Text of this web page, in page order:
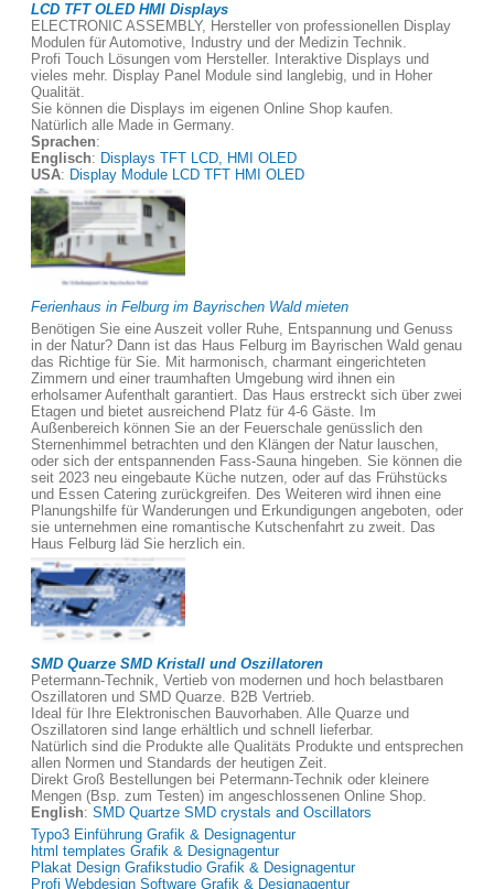
LCD TFT OLED HMI Displays
ELECTRONIC ASSEMBLY, Hersteller von professionellen Display
Modulen für Automotive, Industry und der Medizin Technik.
Profi Touch Lösungen vom Hersteller. Interaktive Displays und
vieles mehr. Display Panel Module sind langlebig, und in Hoher
Qualität.
Sie können die Displays im eigenen Online Shop kaufen.
Natürlich alle Made in Germany.
Sprachen:
Englisch: Displays TFT LCD, HMI OLED
USA: Display Module LCD TFT HMI OLED
Ferienhaus in Felburg im Bayrischen Wald mieten
Benötigen Sie eine Auszeit voller Ruhe, Entspannung und Genuss
in der Natur? Dann ist das Haus Felburg im Bayrischen Wald genau
das Richtige für Sie. Mit harmonisch, charmant eingerichteten
Zimmern und einer traumhaften Umgebung wird ihnen ein
erholsamer Aufenthalt garantiert. Das Haus erstreckt sich über zwei
Etagen und bietet ausreichend Platz für 4-6 Gäste. Im
Außenbereich können Sie an der Feuerschale genüsslich den
Sternenhimmel betrachten und den Klängen der Natur lauschen,
oder sich der entspannenden Fass-Sauna hingeben. Sie können die
seit 2023 neu eingebaute Küche nutzen, oder auf das Frühstücks
und Essen Catering zurückgreifen. Des Weiteren wird ihnen eine
Planungshilfe für Wanderungen und Erkundigungen angeboten, oder
sie unternehmen eine romantische Kutschenfahrt zu zweit. Das
Haus Felburg läd Sie herzlich ein.
SMD Quarze SMD Kristall und Oszillatoren
Petermann-Technik, Vertieb von modernen und hoch belastbaren
Oszillatoren und SMD Quarze. B2B Vertrieb.
Ideal für Ihre Elektronischen Bauvorhaben. Alle Quarze und
Oszillatoren sind lange erhältlich und schnell lieferbar.
Natürlich sind die Produkte alle Qualitäts Produkte und entsprechen
allen Normen und Standards der heutigen Zeit.
Direkt Groß Bestellungen bei Petermann-Technik oder kleinere
Mengen (Bsp. zum Testen) im angeschlossenen Online Shop.
English: SMD Quartze SMD crystals and Oscillators
Typo3 Einführung Grafik & Designagentur
html templates Grafik & Designagentur
Plakat Design Grafikstudio Grafik & Designagentur
Profi Webdesign Software Grafik & Designagentur